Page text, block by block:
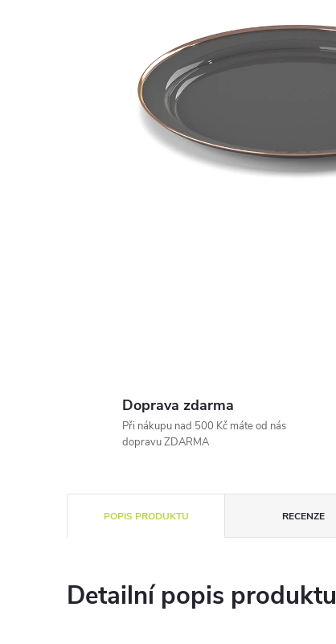
Doprava zdarma
Při nákupu nad 500 Kč máte od nás
dopravu ZDARMA
POPIS PRODUKTU RECENZE
Detailní popis produktu